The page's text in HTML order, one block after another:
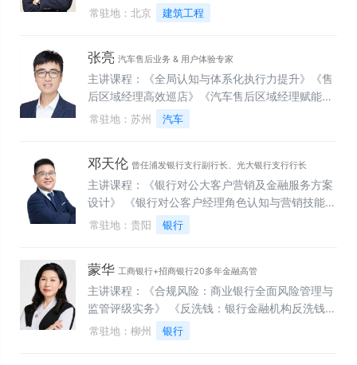
企动能——地方国企改制与资产盘活案例精讲》
《招得来、留得住——地方政府产业招商困境解析
园“投融建管运”全周期操盘实战》 《看懂政府、谋
划项目——施工企业投拓转型与盈利突破》 《卸包
袱、释价值——存量PPP项目分类处置与资产盘活
路径》 《会画图更要懂运营——设计院设计运营一
体化能力构建》 《出海先避坑——国际工程合规管
常驻地：北京 建筑工程
张亮 汽车售后业务 & 用户体验专家
主讲课程：《全局认知与体系化执行力提升》《售
后区域经理高效巡店》《汽车售后区域经理赋能：
站得住、顶得住、干得动》《售后业务全景与核心
指标》《高维经营视角看售后：守住财务底线，推
意度提升与管理》《汽车售后服务流程与标准》
《关键时刻：驱动客户体验闭环》《客户旅程与关
键触点设计工作坊》
常驻地：苏州 汽车
邓天伦 曾任浦发银行支行副行长、光大银行支行行长
主讲课程：《银行对公大客户营销及金融服务方案
设计》 《银行对公客户经理角色认知与营销技能提
升》 《银行对公信贷业务营销技能提升实战演习》
《基于“贷款三查”的全流程信贷风险管理实务》
经理“五大技能十八般武艺”通关演练》 《银行对公
客户经理企业财务报表分析技能提升》
常驻地：贵阳 银行
蒙华 工商银行+招商银行20多年金融高管
主讲课程：《合规风险：商业银行全面风险管理与
监管评级实务》 《反洗钱：银行金融机构反洗钱管
控与操作实务》 《反电诈：商业银行反洗钱与反电
常驻地：柳州 银行